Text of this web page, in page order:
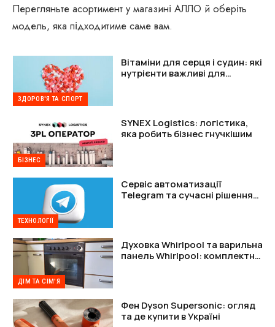
Перегляньте асортимент у магазині АЛЛО й оберіть
модель, яка підходитиме саме вам.
ЗДОРОВ'Я ТА СПОРТ
Вітаміни для серця і судин: які
нутрієнти важливі для
БІЗНЕС
SYNEX Logistics: логістика,
яка робить бізнес гнучкішим
ТЕХНОЛОГІЇ
Сервіс автоматизації
Telegram та сучасні рішення
ДІМ ТА СІМ'Я
Духовка Whirlpool та варильна
панель Whirlpool: комплектне
Фен Dyson Supersonic: огляд
та де купити в Україні